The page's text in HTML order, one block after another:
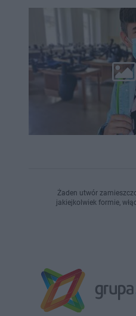
Żaden utwór
jakiejkolwiek formie,